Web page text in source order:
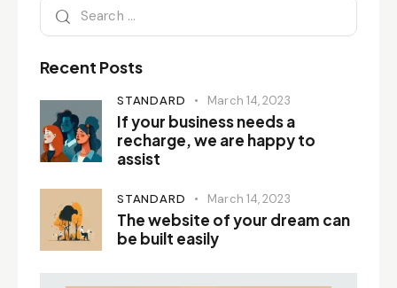
Recent Posts
STANDARD March 14, 2023
If your business needs a
recharge, we are happy to
assist
STANDARD March 14, 2023
The website of your dream can
be built easily